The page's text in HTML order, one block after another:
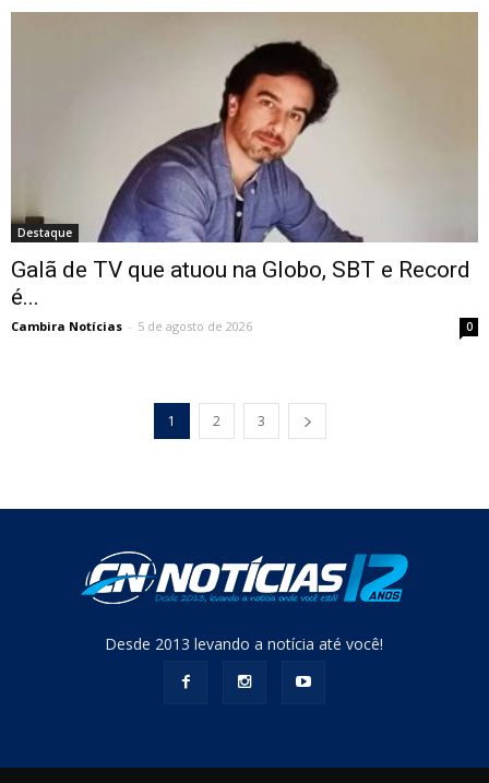
Destaque
Galã de TV que atuou na Globo, SBT e Record
é...
Cambira Notícias - 5 de agosto de 2026 0
1 2 3
Desde 2013 levando a notícia até você!